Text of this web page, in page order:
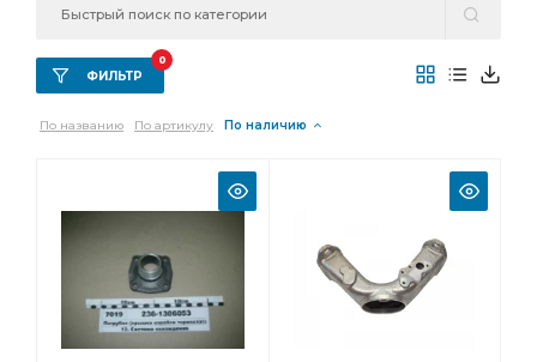
ФИЛЬТР
0
По названию По артикулу По наличию